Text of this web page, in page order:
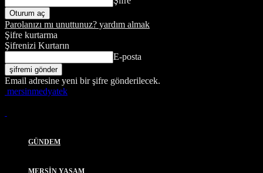
Parolanızı mı unuttunuz? yardım almak
Şifre kurtarma
Şifrenizi Kurtarın
E-posta
Email adresine yeni bir şifre gönderilecek.
mersinmedyatek
GÜNDEM
MERSİN YAŞAM